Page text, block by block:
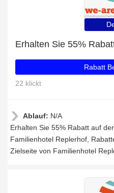
Rabatt
22 klickt
Ablauf: N/A
Erhalten Sie 55% Rabatt auf
Familienhotel Replerhof,
Zielseite von Familienhotel